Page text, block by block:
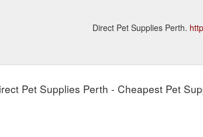
Pet Supplies Perth - Cheapest Pet